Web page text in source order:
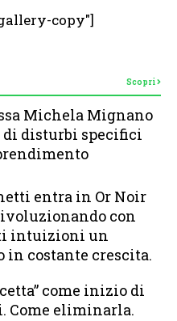
copy"]
Scopri
Michela Mignano
di disturbi specifici
entra in Or Noir
con
intuizioni un
in costante crescita.
come inizio di
Come eliminarla.